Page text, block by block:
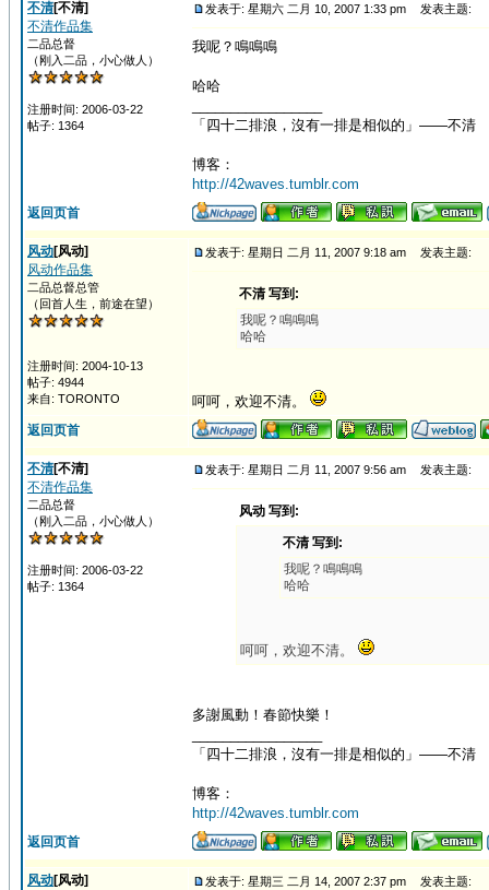
不清[不清]
不清作品集
二品总督
（刚入二品，小心做人）
注册时间: 2006-03-22
帖子: 1364
发表于: 星期六 二月 10, 2007 1:33 pm 发表主题:
我呢？鳴鳴鳴
哈哈
「四十二排浪，沒有一排是相似的」——不清
博客：
http://42waves.tumblr.com
返回页首
风动[风动]
风动作品集
二品总督总管
（回首人生，前途在望）
注册时间: 2004-10-13
帖子: 4944
来自: TORONTO
发表于: 星期日 二月 11, 2007 9:18 am 发表主题:
不清 写到:
我呢？鳴鳴鳴
哈哈
呵呵，欢迎不清。
返回页首
不清[不清]
不清作品集
二品总督
（刚入二品，小心做人）
注册时间: 2006-03-22
帖子: 1364
发表于: 星期日 二月 11, 2007 9:56 am 发表主题:
风动 写到:
不清 写到:
我呢？鳴鳴鳴
哈哈
呵呵，欢迎不清。
多謝風動！春節快樂！
「四十二排浪，沒有一排是相似的」——不清
博客：
http://42waves.tumblr.com
返回页首
风动[风动]
发表于: 星期三 二月 14, 2007 2:37 pm 发表主题: